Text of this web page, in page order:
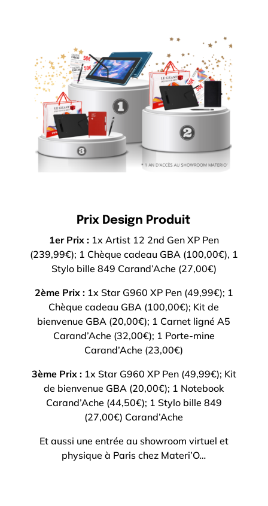
Prix Design Produit
1er Prix :1x Artist 12 2nd Gen XP Pen
(239,99€); 1 Chèque cadeau GBA (100,00€), 1
Stylo bille 849 Carand’Ache (27,00€)
2ème Prix :1x Star G960 XP Pen (49,99€); 1
Chèque cadeau GBA (100,00€); Kit de
bienvenue GBA (20,00€); 1 Carnet ligné A5
Carand’Ache (32,00€); 1 Porte-mine
Carand’Ache (23,00€)
3ème Prix :1x Star G960 XP Pen (49,99€); Kit
de bienvenue GBA (20,00€); 1 Notebook
Carand’Ache (44,50€); 1 Stylo bille 849
(27,00€) Carand’Ache
Et aussi une entrée au showroom virtuel et
physique à Paris chez Materi’O…